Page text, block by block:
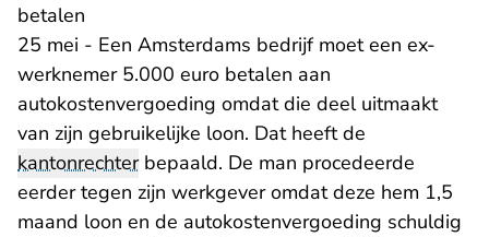
betalen
25 mei - Een Amsterdams bedrijf moet een ex-
werknemer 5.000 euro betalen aan
autokostenvergoeding omdat die deel uitmaakt
van zijn gebruikelijke loon. Dat heeft de
kantonrechterbepaald. De man procedeerde
eerder tegen zijn werkgever omdat deze hem 1,5
maand loon en de autokostenvergoeding schuldig